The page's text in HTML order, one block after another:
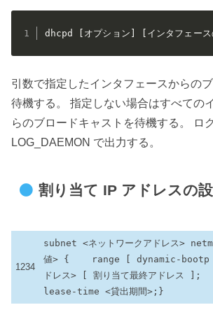
dhcpd [オプション] [インタフェース
引数で指定したインタフェースからの
待機する。 指定しない場合はすべての
らのブロードキャストを待機する。 ロ
LOG_DAEMON で出力する。
割り当て IP アドレスの
1234
subnet <ネットワークアドレス>
値> {
range [ dynamic-bootp ]
ドレス> [ 割り当て最終アドレス ];
lease-time <貸出期間>; }